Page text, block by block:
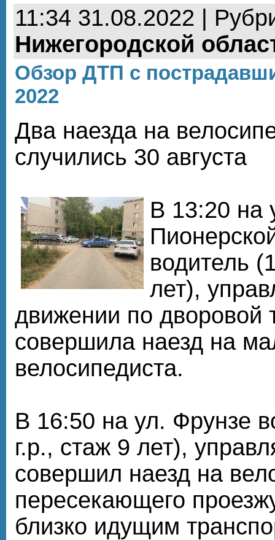
11:34 31.08.2022 |
Нижегородской
Обзор ДТП с
2022
Два наезда на
случились 30 августа
В 13:20 на
водитель
лет),
движении по дворовой
совершила наезд на
велосипедиста.
В 16:50 на ул. Фрунзе
г.р., стаж 9 лет),
совершил наезд на
пересекающего
близко идущим